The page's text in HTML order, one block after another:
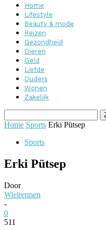
Home
Lifestyle
Beauty & mode
Reizen
Gezondheid
Dieren
Geld
Liefde
Ouders
Wonen
Zakelijk
Home Sports Erki Pütsep
Sports
Erki Pütsep
Door
Wielrennen
-
0
511